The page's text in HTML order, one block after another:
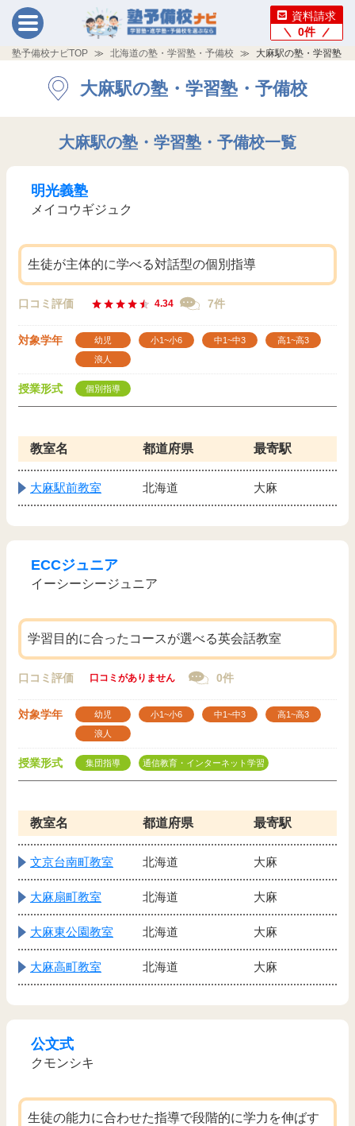
資料請求
0件
塾予備校ナビTOP 北海道の塾・学習塾・予備校 大麻駅の塾・学習塾・
大麻駅の塾・学習塾・予備校
大麻駅の塾・学習塾・予備校一覧
明光義塾
メイコウギジュク
生徒が主体的に学べる対話型の個別指導
口コミ評価 4.34 7件
対象学年 幼児 小1~小6 中1~中3
高1~高3
浪人
授業形式 個別指導
教室名 都道府県 最寄駅
大麻駅前教室 北海道 大麻
ECCジュニア
イーシーシージュニア
学習目的に合ったコースが選べる英会話教室
口コミ評価 口コミがありません 0件
対象学年 幼児 小1~小6 中1~中3
高1~高3
浪人
授業形式 集団指導 通信教育・インターネット学習
教室名 都道府県 最寄駅
文京台南町教室 北海道 大麻
大麻扇町教室 北海道 大麻
大麻東公園教室 北海道 大麻
大麻高町教室 北海道 大麻
公文式
クモンシキ
生徒の能力に合わせた指導で段階的に学力を伸ばす